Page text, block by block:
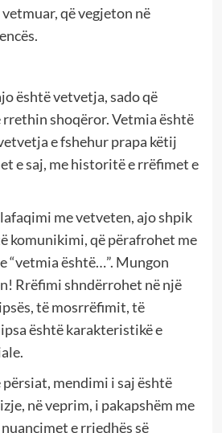
që vegjeton në
është vetvetja, sado që
shoqëror. Vetmia është
e fshehur prapa këtij
e saj, me historitë e rrëfimet e
me vetveten, ajo shpik
komunikimi, që përafrohet me
“vetmia është…”. Mungon
Rrëfimi shndërrohet në një
të mosrrëfimit, të
është karakteristikë e
përsiat, mendimi i saj është
në veprim, i pakapshëm me
e rrjedhës së